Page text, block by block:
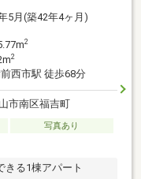
5月(築42年4ヶ月)
2
2
西市駅 徒歩68分
市南区福吉町
写真あり
きる1棟アパート